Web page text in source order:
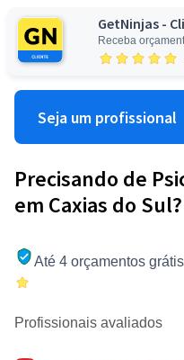
GetNinjas -
Receba
Seja um profissional
Precisando de
em Caxias do Sul?
Até 4 orçamentos
Profissionais avaliados